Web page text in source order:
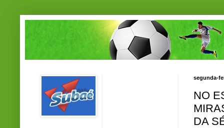
segunda-
NO
DA